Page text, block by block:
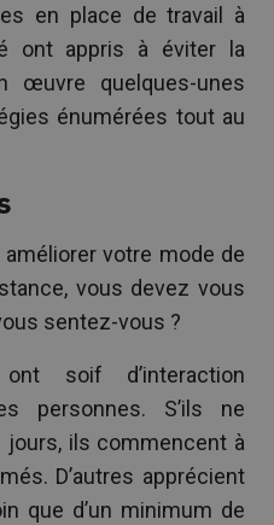
en place de travail à
ont appris à éviter la
œuvre quelques-unes
énumérées tout au
votre mode de
vous devez vous
sentez-vous ?
soif d’interaction
personnes. S’ils ne
jours, ils commencent à
D’autres apprécient
que d’un minimum de